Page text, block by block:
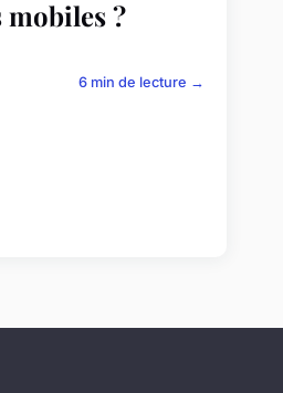
?
6 min de lecture →